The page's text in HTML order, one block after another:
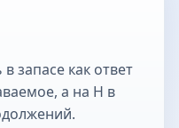
запасе как ответ
а на Н в